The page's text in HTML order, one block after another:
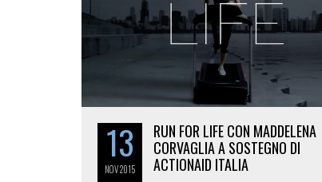
13
NOV2015
RUN FOR LIFE CON MADDELENA
CORVAGLIA A SOSTEGNO DI
ACTIONAID ITALIA